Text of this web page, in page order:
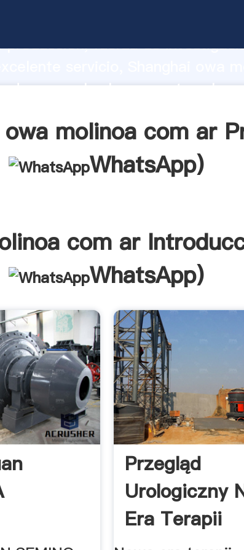
producción, fuerza de
crea el valor y aporta
molinoa com ar
WhatsApp)
com ar
WhatsApp)
Przegląd
Urologiczny
Era Terapii